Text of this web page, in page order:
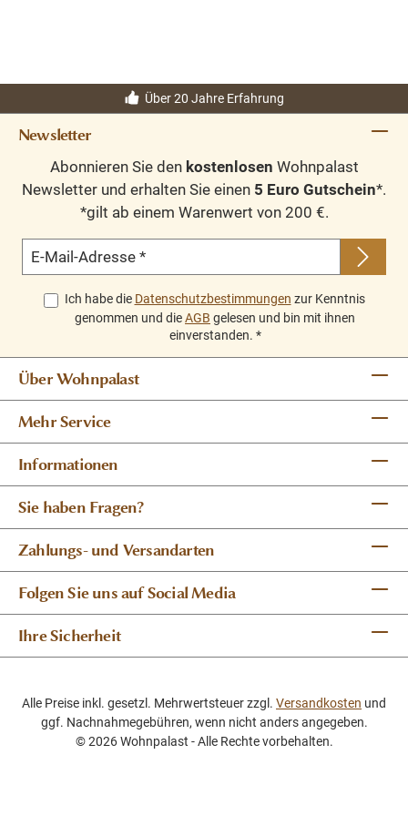
Über 20 Jahre Erfahrung
Newsletter
Abonnieren Sie den kostenlosen Wohnpalast
Newsletter und erhalten Sie einen 5 Euro Gutschein*.
*gilt ab einem Warenwert von 200 €.
E-Mail-Adresse *
Ich habe die Datenschutzbestimmungen zur Kenntnis
genommen und dieAGB gelesen und bin mit ihnen
einverstanden. *
Über Wohnpalast
Mehr Service
Informationen
Sie haben Fragen?
Zahlungs- und Versandarten
Folgen Sie uns auf Social Media
Ihre Sicherheit
Alle Preise inkl. gesetzl. Mehrwertsteuer zzgl. Versandkosten und
ggf. Nachnahmegebühren, wenn nicht anders angegeben.
© 2026 Wohnpalast - Alle Rechte vorbehalten.